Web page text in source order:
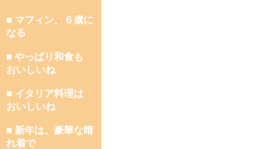
■ マフィン、６歳に
なる
■ やっぱり和食も
おいしいね
■ イタリア料理は
おいしいね
■ 新年は、豪華な晴
れ着で